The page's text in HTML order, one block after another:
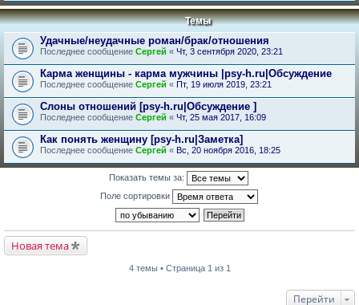
Темы
Удачные/неудачные роман/брак/отношения
Последнее сообщение Сергей « Чт, 3 сентября 2020, 23:21
Карма женщины - карма мужчины |psy-h.ru|Обсуждение
Последнее сообщение Сергей « Пт, 19 июля 2019, 23:21
Слоны отношений [psy-h.ru|Обсуждение ]
Последнее сообщение Сергей « Чт, 25 мая 2017, 16:09
Как понять женщину [psy-h.ru|Заметка]
Последнее сообщение Сергей « Вс, 20 ноября 2016, 18:25
Показать темы за:
Поле сортировки
Новая тема
4 темы • Страница 1 из 1
Перейти